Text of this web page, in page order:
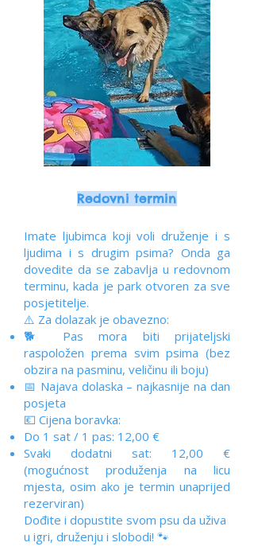
Redovni termin
Imate ljubimca koji voli druženje i s
ljudima i s drugim psima? Onda ga
dovedite da se zabavlja u redovnom
terminu, kada je park otvoren za sve
posjetitelje.
⚠️ Za dolazak je obavezno:
🐕 Pas mora biti prijateljski
raspoložen prema svim psima (bez
obzira na pasminu, veličinu ili boju)
📅 Najava dolaska – najkasnije na dan
posjeta
💶 Cijena boravka:
Do 1 sat / 1 pas: 12,00 €
Svaki dodatni sat: 12,00 €
(mogućnost produženja na licu
mjesta, osim ako je termin unaprijed
rezerviran)
Dođite i dopustite svom psu da uživa
u igri, druženju i slobodi! 🐾